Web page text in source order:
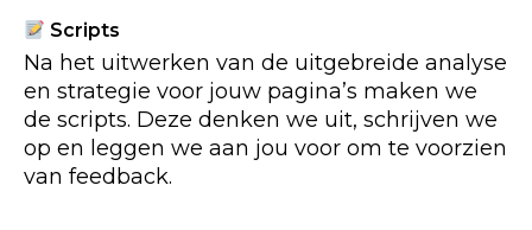
Scripts
Na het uitwerken van de uitgebreide analyse
en strategie voor jouw pagina’s maken we
de scripts. Deze denken we uit, schrijven we
op en leggen we aan jou voor om te voorzien
van feedback.